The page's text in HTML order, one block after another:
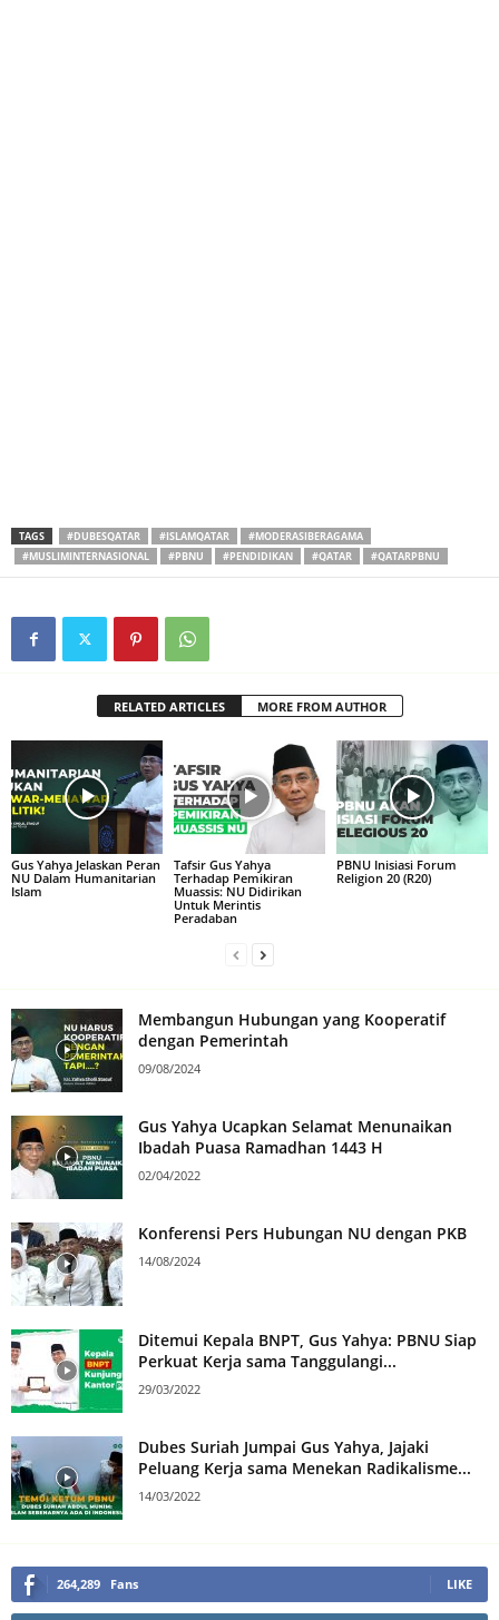
TAGS #DUBESQATAR #ISLAMQATAR
#MODERASIBERAGAMA
#MUSLIMINTERNASIONAL
#PBNU #PENDIDIKAN #QATAR #QATARPBNU
RELATED ARTICLES MORE FROM AUTHOR
Gus Yahya Jelaskan Peran
NU Dalam Humanitarian
Islam
Tafsir Gus Yahya
Terhadap Pemikiran
Muassis: NU Didirikan
Untuk Merintis
Peradaban
PBNU Inisiasi Forum
Religion 20 (R20)
Membangun Hubungan yang Kooperatif
dengan Pemerintah
09/08/2024
Gus Yahya Ucapkan Selamat Menunaikan
Ibadah Puasa Ramadhan 1443 H
02/04/2022
Konferensi Pers Hubungan NU dengan PKB
14/08/2024
Ditemui Kepala BNPT, Gus Yahya: PBNU Siap
Perkuat Kerja sama Tanggulangi...
29/03/2022
Dubes Suriah Jumpai Gus Yahya, Jajaki
Peluang Kerja sama Menekan Radikalisme...
14/03/2022
264,289 Fans LIKE